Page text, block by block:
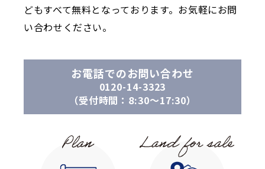
どもすべて無料となっております。お気軽にお問
い合わせください。
お電話でのお問い合わせ
0120-14-3323
（受付時間：8:30〜17:30）